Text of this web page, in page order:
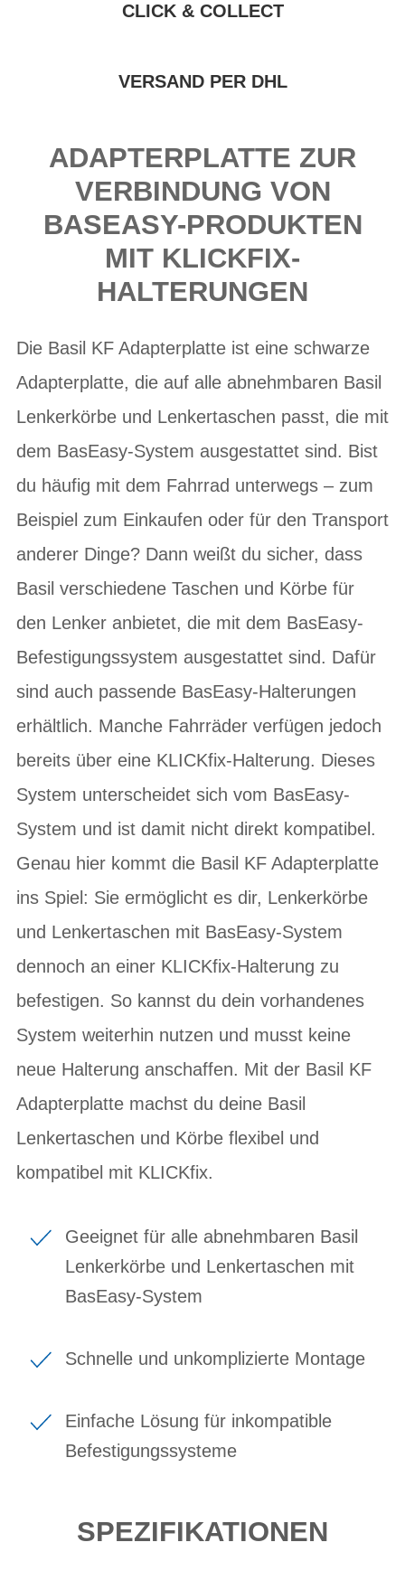
CLICK & COLLECT
VERSAND PER DHL
ADAPTERPLATTE ZUR
VERBINDUNG VON
BASEASY-PRODUKTEN
MIT KLICKFIX-
HALTERUNGEN
Die Basil KF Adapterplatte ist eine schwarze
Adapterplatte, die auf alle abnehmbaren Basil
Lenkerkörbe und Lenkertaschen passt, die mit
dem BasEasy-System ausgestattet sind. Bist
du häufig mit dem Fahrrad unterwegs – zum
Beispiel zum Einkaufen oder für den Transport
anderer Dinge? Dann weißt du sicher, dass
Basil verschiedene Taschen und Körbe für
den Lenker anbietet, die mit dem BasEasy-
Befestigungssystem ausgestattet sind. Dafür
sind auch passende BasEasy-Halterungen
erhältlich. Manche Fahrräder verfügen jedoch
bereits über eine KLICKfix-Halterung. Dieses
System unterscheidet sich vom BasEasy-
System und ist damit nicht direkt kompatibel.
Genau hier kommt die Basil KF Adapterplatte
ins Spiel: Sie ermöglicht es dir, Lenkerkörbe
und Lenkertaschen mit BasEasy-System
dennoch an einer KLICKfix-Halterung zu
befestigen. So kannst du dein vorhandenes
System weiterhin nutzen und musst keine
neue Halterung anschaffen. Mit der Basil KF
Adapterplatte machst du deine Basil
Lenkertaschen und Körbe flexibel und
kompatibel mit KLICKfix.
Geeignet für alle abnehmbaren Basil
Lenkerkörbe und Lenkertaschen mit
BasEasy-System
Schnelle und unkomplizierte Montage
Einfache Lösung für inkompatible
Befestigungssysteme
SPEZIFIKATIONEN